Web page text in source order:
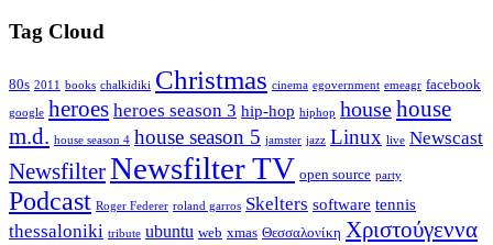
Tag Cloud
80s 2011 books chalkidiki Christmas cinema egovernment emeagr facebook
google heroes heroes season 3 hip-hop hiphop househouse
m.d. house season 4 house season 5 jamster jazz Linux live Newscast
NewsfilterNewsfilter TV open source party
Podcast Roger Federer roland garros Skelters software tennis
thessaloniki tribute ubuntu web xmas Θεσσαλονίκη Χριστούγεννα